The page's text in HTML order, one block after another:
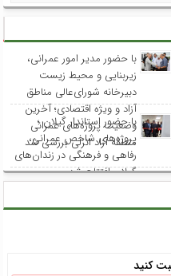
با حضور مدیر امور عمرانی،
زیربنایی و محیط زیست
دبیرخانه شورای‌عالی مناطق
آزاد و ویژه اقتصادی؛ آخرین
وضعیت پروژه‌های عمرانی
منطقه آزاد انزلی بررسی شد
با حضور استاندار گیلان ؛
پروژه‌های شاخص عمرانی،
رفاهی و فرهنگی در زندان‌های
گیلان افتتاح شد
کنید